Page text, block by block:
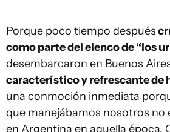
Porque poco tiempo después
como parte del elenco de “los
desembarcaron en Buenos
característico y refrescante de
una conmoción inmediata
que manejábamos nosotros no
en Argentina en aquella época.